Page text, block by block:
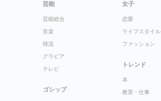
芸能
芸能総合
音楽
韓流
グラビア
テレビ
ゴシップ
女子
恋愛
ライフスタイル
ファッション
トレンド
本
教育・仕事